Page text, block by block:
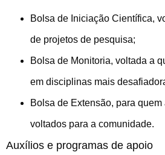
Bolsa de Iniciação Científica,
de projetos de pesquisa;
Bolsa de Monitoria, voltada a
em disciplinas mais
Bolsa de Extensão, para
voltados para a comunidade.
Auxílios e programas de apoio